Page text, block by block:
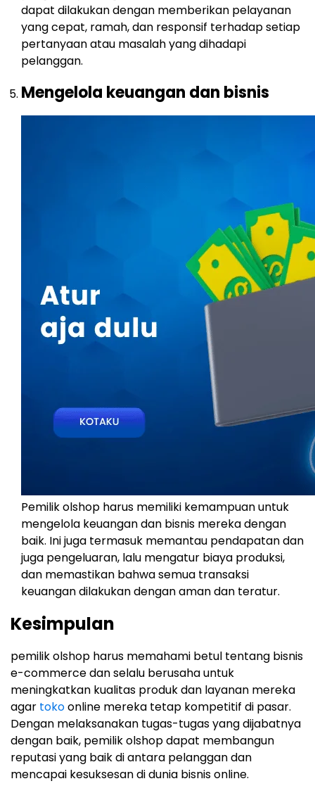
dapat dilakukan dengan memberikan pelayanan
yang cepat, ramah, dan responsif terhadap setiap
pertanyaan atau masalah yang dihadapi
pelanggan.
Mengelola keuangan dan bisnis
Pemilik olshop harus memiliki kemampuan untuk
mengelola keuangan dan bisnis mereka dengan
baik. Ini juga termasuk memantau pendapatan dan
juga pengeluaran, lalu mengatur biaya produksi,
dan memastikan bahwa semua transaksi
keuangan dilakukan dengan aman dan teratur.
Kesimpulan
pemilik olshop harus memahami betul tentang bisnis
e-commerce dan selalu berusaha untuk
meningkatkan kualitas produk dan layanan mereka
agar tokoonline mereka tetap kompetitif di pasar.
Dengan melaksanakan tugas-tugas yang dijabatnya
dengan baik, pemilik olshop dapat membangun
reputasi yang baik di antara pelanggan dan
mencapai kesuksesan di dunia bisnis online.